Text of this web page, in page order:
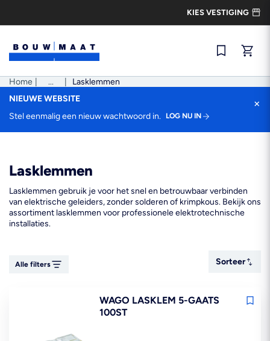
inhoud
KIES VESTIGING
Snel
Home ...
Pad
Lasklemmen
NIEUWE WEBSITE
Stel eenmalig een nieuw wachtwoord in.
LOG NU IN
×
Lasklemmen
Lasklemmen gebruik je voor het snel en betrouwbaar verbinden
van elektrische geleiders, zonder solderen of krimpkous. Bekijk ons
assortiment lasklemmen voor professionele elektrotechnische
installaties.
Alle filters
Sorteer
Sorteer
WAGO LASKLEM 5-GAATS
100ST